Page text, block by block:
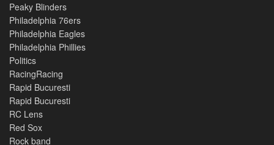
Peaky Blinders
Philadelphia 76ers
Philadelphia Eagles
Philadelphia Phillies
Politics
RacingRacing
Rapid Bucuresti
Rapid Bucuresti
RC Lens
Red Sox
Rock band